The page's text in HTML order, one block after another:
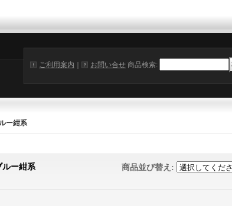
ご利用案内 お問い合せ 商品検索:
ー紺系
ルー紺系 商品並び替え :